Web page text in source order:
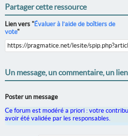
Partager cette ressource
Lien vers " Évaluer à l’aide de boîtiers de
vote"
Un message, un commentaire, un
Poster un message
Ce forum est modéré a priori : votre
avoir été validée par les responsables.